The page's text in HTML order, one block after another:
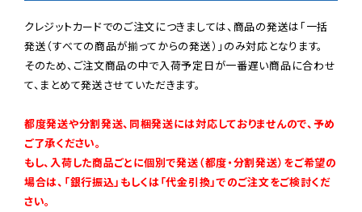
クレジットカードでのご注文につきましては、商品の発送は「一括
発送（すべての商品が揃ってからの発送）」のみ対応となります。
そのため、ご注文商品の中で入荷予定日が一番遅い商品に合わせ
て、まとめて発送させていただきます。
都度発送や分割発送、同梱発送には対応しておりませんので、予め
ご了承ください。
もし、入荷した商品ごとに個別で発送（都度・分割発送）をご希望の
場合は、「銀行振込」もしくは「代金引換」でのご注文をご検討くだ
さい。